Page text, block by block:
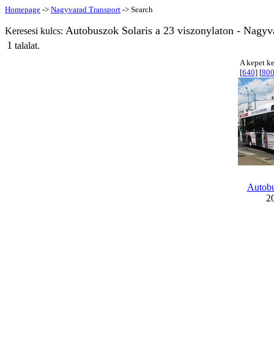
Homepage -> Nagyvarad Transport -> Search
Keresesi kulcs: Autobuszok Solaris a 23 viszonylaton -
1 talalat.
A kepet
[640] [800